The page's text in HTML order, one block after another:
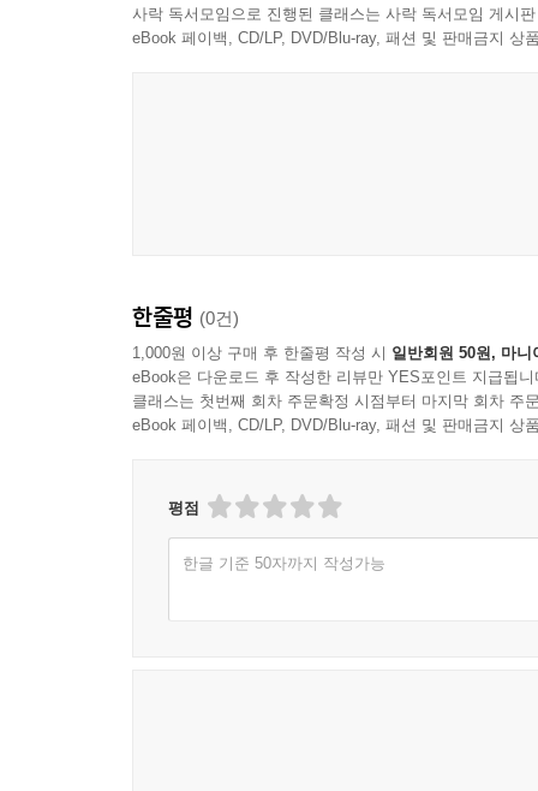
친구의 웃는 마음을 불어넣어
사락 독서모임으로 진행된 클래스는 사락 독서모임 게시
eBook 페이백, CD/LP, DVD/Blu-ray, 패션 및 판매금지 상
한줄평 (0건)
1,000원 이상 구매 후 한줄평 작성 시 일반회원 50원, 마니
eBook은 다운로드 후 작성한 리뷰만 YES포인트 지급됩니
클래스는 첫번째 회차 주문확정 시점부터 마지막 회차 주
eBook 페이백, CD/LP, DVD/Blu-ray, 패션 및 판매금지 상
평점
한글 기준 50자까지 작성가능